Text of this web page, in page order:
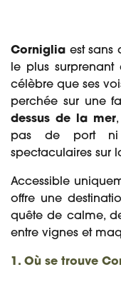
Corniglia est sans
le plus surprenant
célèbre que ses
perchée sur une
dessus de la mer
pas de port ni
spectaculaires sur
Accessible
offre une
quête de calme,
entre vignes et
1. Où se trouve